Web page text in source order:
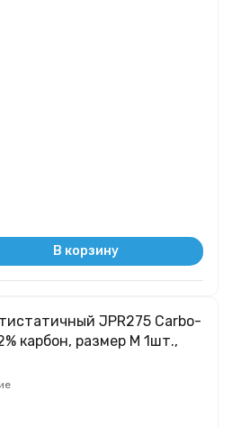
В корзину
JPR275 Carbo-
карбон, размер M 1шт.,